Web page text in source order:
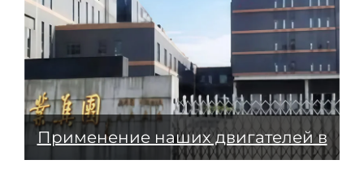
Применение наших двигателей в